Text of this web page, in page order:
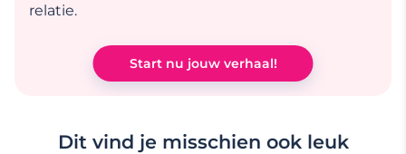
relatie.
Start nu jouw verhaal!
Dit vind je misschien ook leuk